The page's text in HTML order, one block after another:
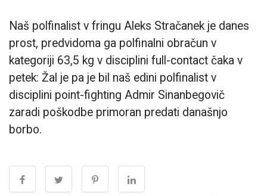
Naš polfinalist v fringu Aleks Stračanek je danes
prost, predvidoma ga polfinalni obračun v
kategoriji 63,5 kg v disciplini full-contact čaka v
petek: Žal je pa je bil naš edini polfinalist v
disciplini point-fighting Admir Sinanbegovič
zaradi poškodbe primoran predati današnjo
borbo.